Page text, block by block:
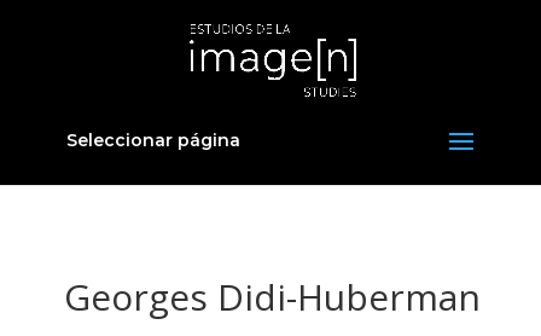
Seleccionar página
Georges Didi-Huberman